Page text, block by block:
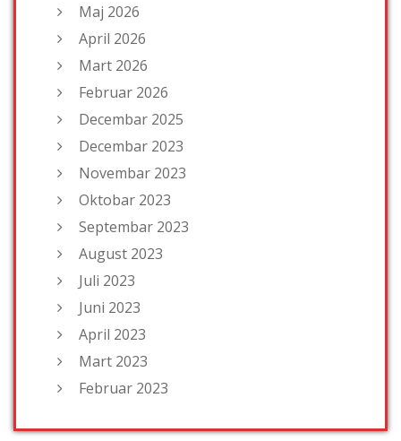
Maj 2026
April 2026
Mart 2026
Februar 2026
Decembar 2025
Decembar 2023
Novembar 2023
Oktobar 2023
Septembar 2023
August 2023
Juli 2023
Juni 2023
April 2023
Mart 2023
Februar 2023